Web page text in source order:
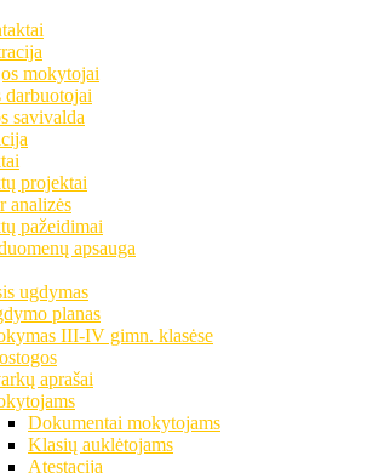
mokytojai
savivalda
projektai
analizės
pažeidimai
apsauga
ugdymas
planas
III-IV gimn. klasėse
aprašai
Dokumentai mokytojams
Klasių auklėtojams
Atestacija